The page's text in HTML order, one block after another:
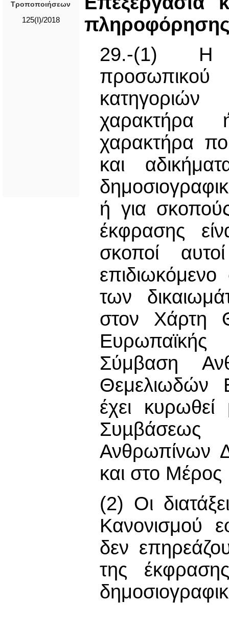
Τροποποιήσεων
125(I)/2018
29.-(1) Η
χαρακτήρα
χαρακτήρα
και
ή για σκοπούς
έκφρασης
σκοποί
των
στον Χάρτη
Σύμβαση
Θεμελιωδών
έχει
Συµβάσεως
Ανθρωπίνων
και στο Μέρος
(2) Οι
Κανονισμού
δεν
της